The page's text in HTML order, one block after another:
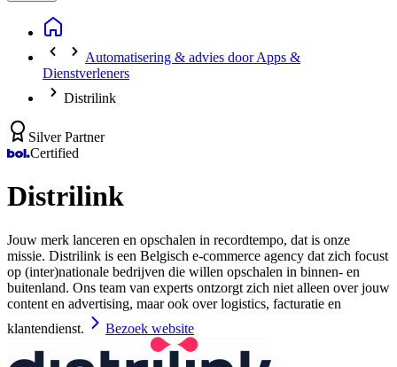
Automatisering & advies door Apps &
Dienstverleners
Distrilink
Silver Partner
Certified
Distrilink
Jouw merk lanceren en opschalen in recordtempo, dat is onze
missie. Distrilink is een Belgisch e-commerce agency dat zich focust
op (inter)nationale bedrijven die willen opschalen in binnen- en
buitenland. Ons team van experts ontzorgt zich niet alleen over jouw
content en advertising, maar ook over logistics, facturatie en
klantendienst.
Bezoek website